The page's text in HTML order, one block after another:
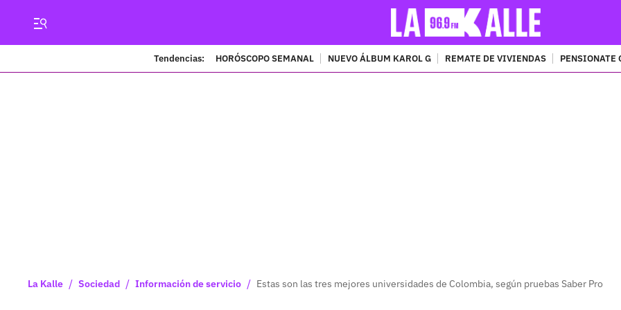
Tendencias: HORÓSCOPO SEMANAL NUEVO ÁLBUM KAROL G REMATE DE VIVIENDAS PENSIONATE
La Kalle / Sociedad / Información de servicio / Estas son las tres mejores universidades de Colombia, según pruebas Saber Pro